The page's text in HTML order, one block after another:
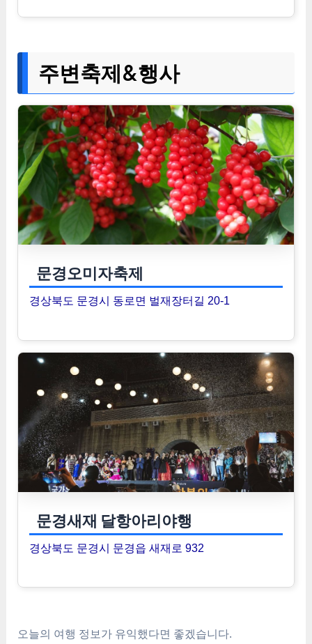
주변축제&행사
문경오미자축제
경상북도 문경시 동로면 벌재장터길 20-1
문경새재 달항아리야행
경상북도 문경시 문경읍 새재로 932
오늘의 여행 정보가 유익했다면 좋겠습니다.